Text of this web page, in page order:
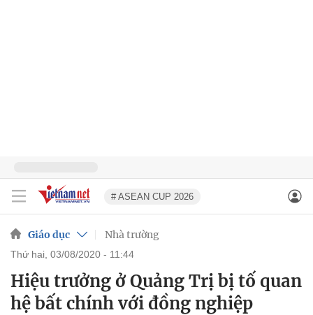
# ASEAN CUP 2026
Giáo dục Nhà trường
thứ hai, 03/08/2020 - 11:44
Hiệu trưởng ở Quảng Trị bị tố quan
hệ bất chính với đồng nghiệp